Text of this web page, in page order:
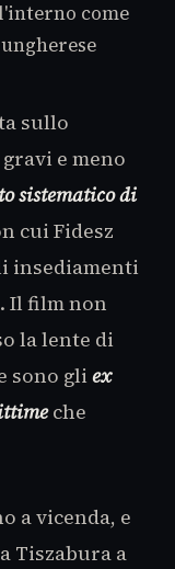
come
sullo
e meno
sistematico di
cui Fidesz
insediamenti
Il film non
la lente di
sono gliex
che
a vicenda, e
Tiszabura a